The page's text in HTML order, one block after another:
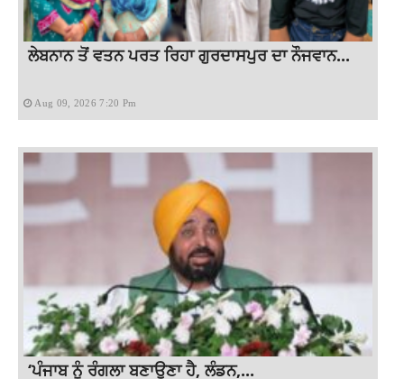
ਲੇਬਨਾਨ ਤੋਂ ਵਤਨ ਪਰਤ ਰਿਹਾ ਗੁਰਦਾਸਪੁਰ ਦਾ ਨੌਜਵਾਨ...
Aug 09, 2026 7:20 Pm
‘ਪੰਜਾਬ ਨੂੰ ਰੰਗਲਾ ਬਣਾਉਣਾ ਹੈ, ਲੰਡਨ,...